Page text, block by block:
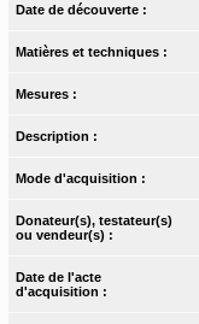
Date de découverte :
Matières et techniques :
Mesures :
Description :
Mode d'acquisition :
Donateur(s), testateur(s)
ou vendeur(s) :
Date de l'acte
d'acquisition :